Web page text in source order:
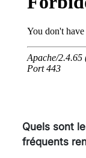
Quels sont
fréquents